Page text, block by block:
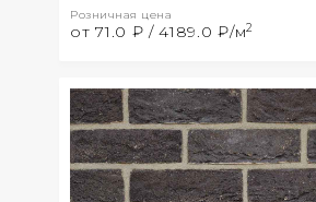
Розничная цена
от 71.0 ₽ / 4189.0 ₽/м2